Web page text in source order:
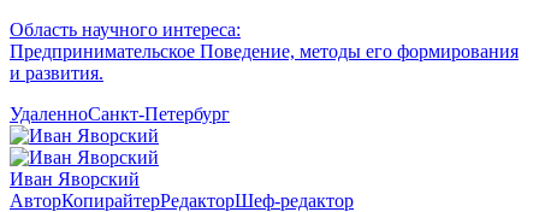
Область научного интереса:
Предпринимательское Поведение, методы его формирования
и развития.
УдаленноСанкт-Петербург
Иван Яворский
АвторКопирайтерРедакторШеф-редактор